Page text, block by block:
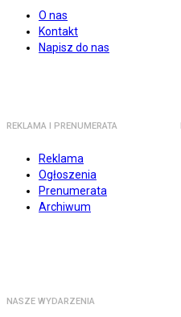
O nas
Kontakt
Napisz do nas
REKLAMA I PRENUMERATA
Reklama
Ogłoszenia
Prenumerata
Archiwum
NASZE WYDARZENIA